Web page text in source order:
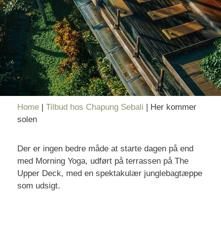
Home | Tilbud hos Chapung Sebali | Her kommer
solen
Der er ingen bedre måde at starte dagen på end
med Morning Yoga, udført på terrassen på The
Upper Deck, med en spektakulær junglebagtæppe
som udsigt.